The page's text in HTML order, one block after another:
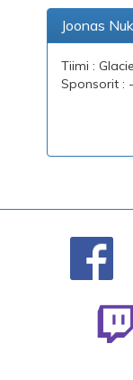
Joonas
Tiimi :
Sponsorit : -